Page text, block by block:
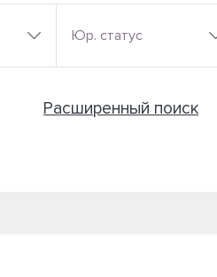
Юр. статус
Расширенный поиск